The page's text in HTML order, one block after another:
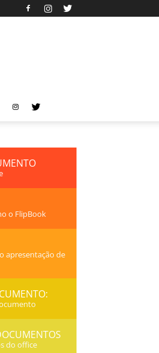
o FlipBook
apresentação de
do office